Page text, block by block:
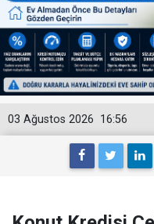
16:56
03 Ağustos 2026